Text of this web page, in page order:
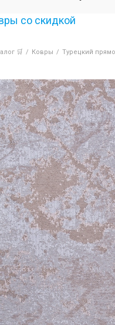
🛒 / Ковры / Турецкий